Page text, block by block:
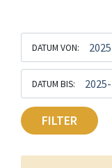
DATUM VON:
DATUM BIS:
FILTER